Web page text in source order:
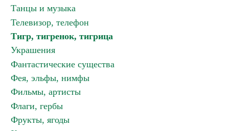
Танцы и музыка
Телевизор, телефон
Тигр, тигренок, тигрица
Украшения
Фантастические существа
Фея, эльфы, нимфы
Фильмы, артисты
Флаги, гербы
Фрукты, ягоды